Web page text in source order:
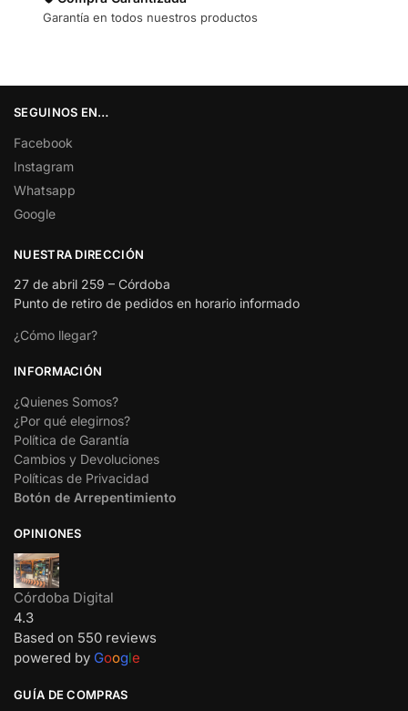
Garantía en todos nuestros productos
SEGUINOS EN…
Facebook
Instagram
Whatsapp
Google
NUESTRA DIRECCIÓN
27 de abril 259 – Córdoba
Punto de retiro de pedidos en horario informado
¿Cómo llegar?
INFORMACIÓN
¿Quienes Somos?
¿Por qué elegirnos?
Política de Garantía
Cambios y Devoluciones
Políticas de Privacidad
Botón de Arrepentimiento
OPINIONES
Córdoba Digital
4.3
Based on 550 reviews
powered by Google
GUÍA DE COMPRAS